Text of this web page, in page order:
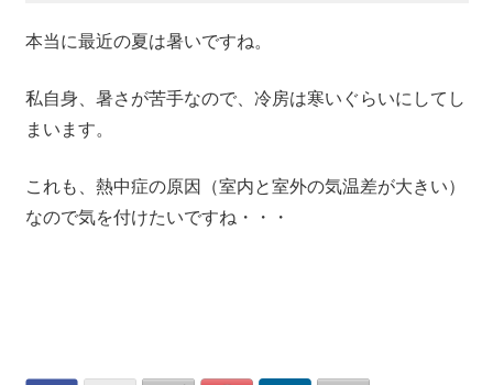
本当に最近の夏は暑いですね。
私自身、暑さが苦手なので、冷房は寒いぐらいにしてし
まいます。
これも、熱中症の原因（室内と室外の気温差が大きい）
なので気を付けたいですね・・・